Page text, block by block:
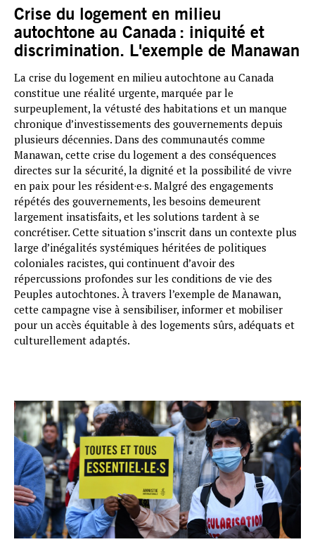
Crise du logement en milieu
autochtone au Canada : iniquité et
discrimination. L'exemple de Manawan
La crise du logement en milieu autochtone au Canada
constitue une réalité urgente, marquée par le
surpeuplement, la vétusté des habitations et un manque
chronique d’investissements des gouvernements depuis
plusieurs décennies. Dans des communautés comme
Manawan, cette crise du logement a des conséquences
directes sur la sécurité, la dignité et la possibilité de vivre
en paix pour les résident·e·s. Malgré des engagements
répétés des gouvernements, les besoins demeurent
largement insatisfaits, et les solutions tardent à se
concrétiser. Cette situation s’inscrit dans un contexte plus
large d’inégalités systémiques héritées de politiques
coloniales racistes, qui continuent d’avoir des
répercussions profondes sur les conditions de vie des
Peuples autochtones. À travers l’exemple de Manawan,
cette campagne vise à sensibiliser, informer et mobiliser
pour un accès équitable à des logements sûrs, adéquats et
culturellement adaptés.